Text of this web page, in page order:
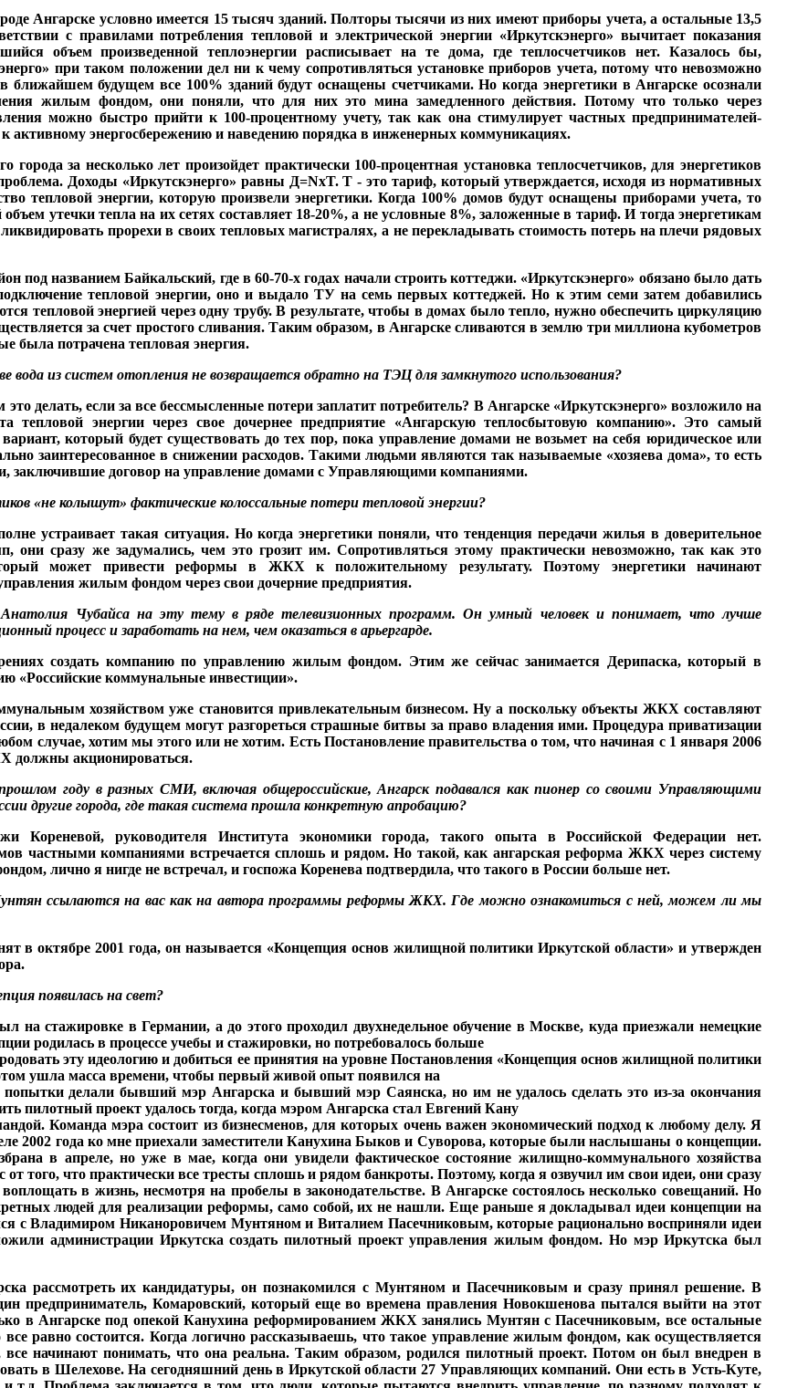
Ангарске условно имеется 15 тысяч зданий. Полторы тысячи из них име­ют приборы учета, а осталь­ные 13,5
с правилами потребления тепловой и электрической энергии «Ир­кутскэнерго» вычитает пока­зания
объем произве­денной теплоэнергии рас­писывает на те дома, где теплосчетчиков нет. Каза­лось бы,
при таком положении дел ни к чему сопротивляться установке приборов учета, потому что невозможно
ближайшем бу­дущем все 100% зданий будут оснащены счетчика­ми. Но когда энергетики в Ангарске осознали
жи­лым фондом, они поняли, что для них это мина замед­ленного действия. Потому что только через
можно быстро прийти к 100-про­центному учету, так как она стимулирует частных пред­принимателей-
к активному энергосбережению и наве­дению порядка в инженер­ных коммуникациях.
города за несколько лет произойдет практически 100-процентная установка теплосчетчиков, для энерге­тиков
Доходы «Иркутскэнерго» равны Д=NxT. T - это тариф, который утверждается, исходя из нормативных
тепловой энергии, которую произве­ли энергетики. Когда 100% домов будут оснащены при­борами учета, то
утечки тепла на их сетях составля­ет 18-20%, а не условные 8%, заложенные в тариф. И тогда энергетикам
прорехи в своих тепло­вых магистралях, а не пере­кладывать стоимость по­терь на плечи рядовых
под названием Бай­кальский, где в 60-70-х го­дах начали строить котте­джи. «Иркутскэнерго» обя­зано было дать
тепловой энергии, оно и вы­дало ТУ на семь первых кот­теджей. Но к этим семи за­тем добавились
тепло­вой энергией через одну трубу. В результате, чтобы в домах было тепло, нужно обеспечить циркуляцию
за счет про­стого сливания. Таким об­разом, в Ангарске сливают­ся в землю три миллиона кубометров
была по­трачена тепловая энергия.
вода из систем отопления не возвраща­ется обратно на ТЭЦ для замкнутого использования?
это делать, если за все бессмысленные потери за­платит потребитель? В Ан­гарске «Иркутскэнерго» возложило на
тепловой энер­гии через свое дочернее предприятие «Ангарскую теплосбытовую компанию». Это самый
который будет существовать до тех пор, пока управление домами не возьмет на себя юридическое или
заинтересованное в снижении расходов. Такими людьми являются так называемые «хозяева дома», то есть
заключившие договор на управление домами с Уп­равляющими компаниями.
«не колышут» фактические колоссаль­ные потери тепловойэнергии?
устраивает такая си­туация. Но когда энергетики поняли, что тенденция пе­редачи жилья в доверитель­ное
они сразу же задума­лись, чем это грозит им. Сопротивляться этому практически невозможно, так как это
может привести реформы в ЖКХ к положи­тельному результату. По­этому энергетики начинают
жилым фондом через свои дочерние пред­приятия.
Чубайса наэту тему в ряде телевизионных программ. Он ум­ный человек и понимает, что лучше
про­цесс и заработать на нем, чем оказаться в арьергар­де.
создать компанию по управлению жилым фондом. Этим же сейчас зани­мается Дерипаска, который в
«Российские комму­нальные инвестиции».
хозяйством уже становится привлека­тельным бизнесом. Ну а поскольку объекты ЖКХ со­ставляют
в недале­ком будущем могут разго­реться страшные битвы за право владения ими. Про­цедура приватизации
случае, хотим мы этого или не хотим. Есть Постановле­ние правительства о том, что начиная с 1 января 2006
должны акционироваться.
году в разных СМИ, включая общероссийские, Ангарск подавался как пионер со своими Управляющими
другие города, где такая система прошла конкретную апробацию?
Кореневой, руководите­ля Института экономики города, такого опыта в Рос­сийской Федерации нет.
частными компаниями встречается сплошь и ря­дом. Но такой, как ангар­ская реформа ЖКХ через систему
лично я нигде не встречал, и госпожа Ко­ренева подтвердила, что такого в России больше нет.
ссылаются на вас как на автора программы реформы ЖКХ. Где можноознакомиться с ней, можем ли мы
в октябре 2001 года, он называется «Концепция основ жилищной политики Иркутской области» и ут­вержден
появилась на свет?
на стажировке в Герма­нии, а до этого проходил двухнедельное обучение в Москве, куда приезжали не­мецкие
родилась в про­цессе учебы и стажировки, но потребовалось больше
эту идеологию и добиться ее принятия на уровне Постановления «Концепция основ жилищ­ной политики
ушла мас­са времени, чтобы первый живой опыт появился на
делали бывший мэр Ангарска и бывший мэр Саянска, но им не удалось сделать это из-за окончания
пилотный проект уда­лось тогда, когда мэром Ан­гарска стал Евгений Кану
Команда мэра со­стоит из бизнесменов, для которых очень важен эконо­мический подход к любому делу. Я
2002 года ко мне приехали заместители Канухина Быков и Суворова, которые были наслышаны о концепции.
в апреле, но уже в мае, когда они увиде­ли фактическое состояние жилищно-коммунального хозяйства
того, что практически все тресты сплошь и рядом банкроты. Поэтому, когда я озвучил им свои идеи, они сразу
в жизнь, несмотря на пробелы в законодатель­стве. В Ангарске состоялось несколько совещаний. Но
людей для реали­зации реформы, само со­бой, их не нашли. Еще раньше я докладывал идеи концепции на
с Владими­ром Никаноровичем Мунтяном и Виталием Пасечниковым, которые рационально восприняли идеи
ад­министрации Иркутска со­здать пилотный проект уп­равления жилым фондом. Но мэр Иркутска был
рассмотреть их кан­дидатуры, он познакомился с Мунтяном и Пасечниковым и сразу принял реше­ние. В
предпринима­тель, Комаровский, кото­рый еще во времена прав­ления Новокшенова пытал­ся выйти на этот
в Ангар­ске под опекой Канухина реформированием ЖКХ за­нялись Мунтян с Пасечниковым, все остальные
равно состоится. Когда логично рассказываешь, что такое управление жилым фондом, как осуществляется
все на­чинают понимать, что она реальна. Таким образом, родился пилотный проект. Потом он был внедрен в
в Шелехове. На сегодняшний день в Иркутской области 27 Управляющих компаний. Они есть в Усть-Куте,